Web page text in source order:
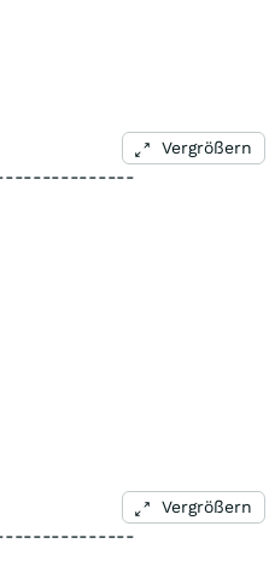
Vergrößern
Vergrößern